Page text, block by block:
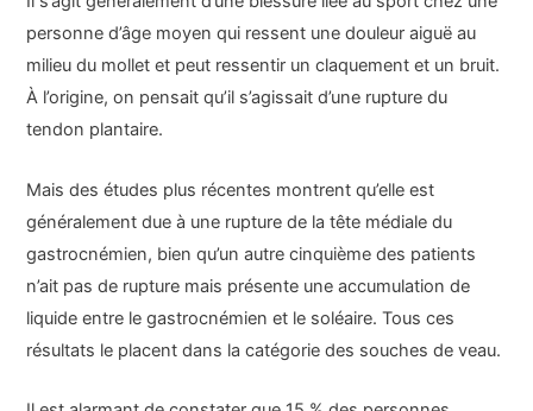
personne d’âge moyen qui ressent une douleur aiguë au
milieu du mollet et peut ressentir un claquement et un bruit.
À l’origine, on pensait qu’il s’agissait d’une rupture du
tendon plantaire.
Mais des études plus récentes montrent qu’elle est
généralement due à une rupture de la tête médiale du
gastrocnémien, bien qu’un autre cinquième des patients
n’ait pas de rupture mais présente une accumulation de
liquide entre le gastrocnémien et le soléaire. Tous ces
résultats le placent dans la catégorie des souches de veau.